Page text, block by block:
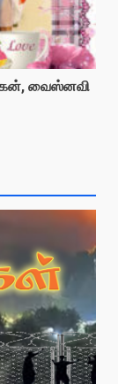
வைஸ்னவி